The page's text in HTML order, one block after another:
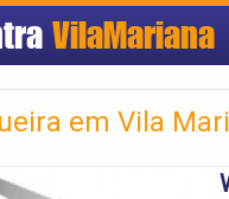
VilaMariana
em Vila